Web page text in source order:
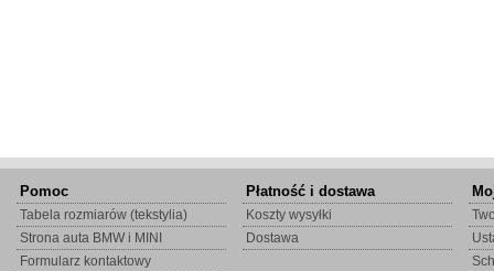
Pomoc
Tabela rozmiarów (tekstylia)
Strona auta BMW i MINI
Formularz kontaktowy
Płatność i dostawa
Koszty wysyłki
Dostawa